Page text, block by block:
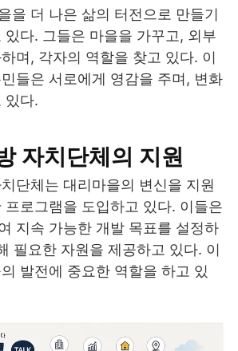
을 더 나은 삶의 터전으로 만들기
있다. 그들은 마을을 가꾸고, 외부
며, 각자의 역할을 찾고 있다. 이
들은 서로에게 영감을 주며, 변화
있다.
자치단체의 지원
단체는 대리마을의 변신을 지원
로그램을 도입하고 있다. 이들은
지속 가능한 개발 목표를 설정하
필요한 자원을 제공하고 있다. 이
발전에 중요한 역할을 하고 있